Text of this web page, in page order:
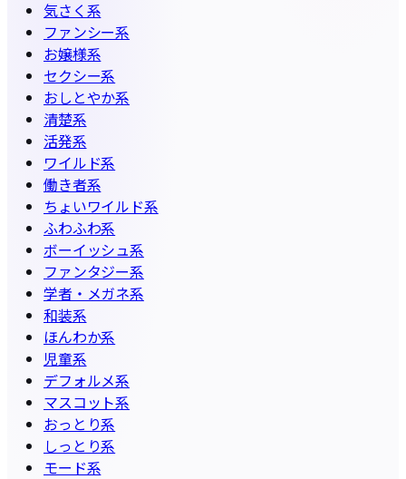
気さく系
ファンシー系
お嬢様系
セクシー系
おしとやか系
清楚系
活発系
ワイルド系
働き者系
ちょいワイルド系
ふわふわ系
ボーイッシュ系
ファンタジー系
学者・メガネ系
和装系
ほんわか系
児童系
デフォルメ系
マスコット系
おっとり系
しっとり系
モード系